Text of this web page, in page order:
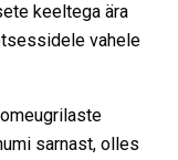
keeltega ära
vahele
sarnast, olles